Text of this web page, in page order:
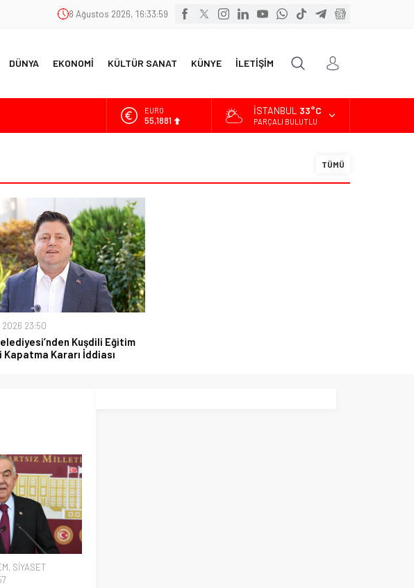
8 Ağustos 2026, 16:34:00
DÜNYA EKONOMİ KÜLTÜR SANAT KÜNYE İLETİŞİM
ALTIN
6.660,55
55,1881
İSTANBUL 33°C
PARÇALI BULUTLU
TÜMÜ
2026 23:50
Kuşdili Eğitim
Kapatma Kararı İddiası
, SİYASET